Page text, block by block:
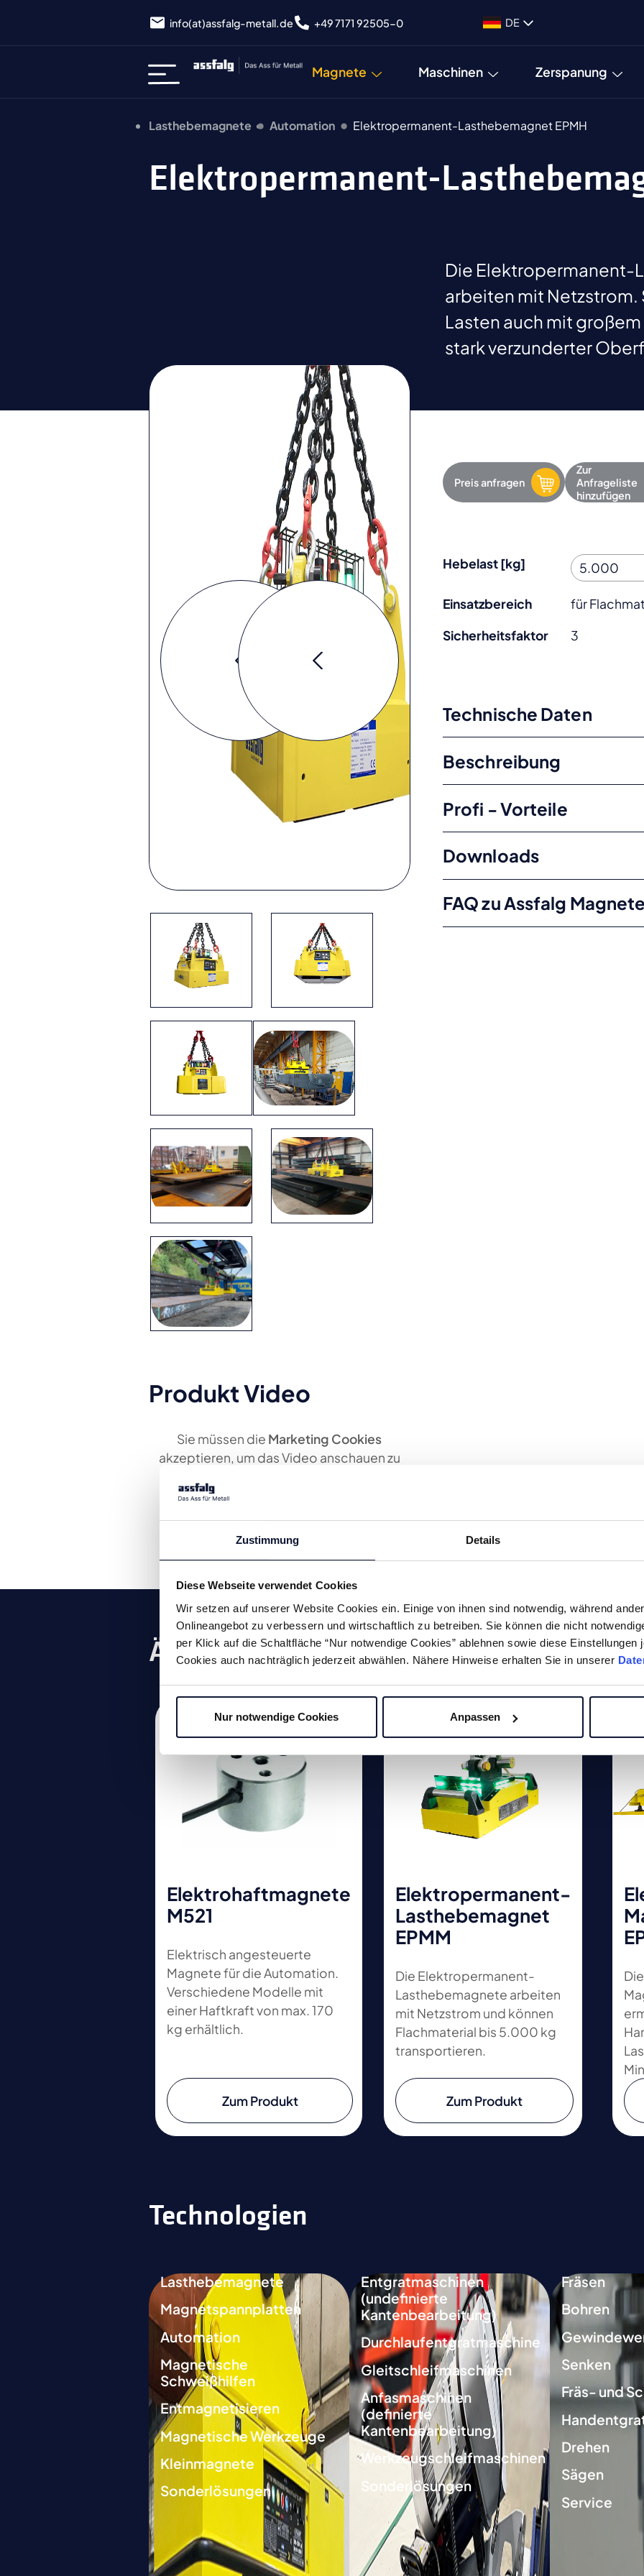
Zustimmung Details
Diese Webseite verwendet Cookies
Wir setzen auf unserer Website Cookies ein. Einige von ihnen sind notwendig, während
Onlineangebot zu verbessern und wirtschaftlich zu betreiben. Sie können die nicht
per Klick auf die Schaltfläche “Nur notwendige Cookies” ablehnen sowie diese Einstellungen
Cookies auch nachträglich jederzeit abwählen. Nähere Hinweise erhalten Sie in unserer
Nur notwendige Cookies Anpassen
info(at)assfalg-metall.de +49 7171 92505-0 DE
Magnete Maschinen Zerspanung
Lasthebemagnete Automation Elektropermanent-Lasthebemagnet EPMH
Elektropermanent-
Die Elektropermanent-
arbeiten mit
Lasten auch mit
stark verzunderter
Produkt Video
Sie müssen die Marketing Cookies
akzeptieren, um das Video anschauen zu
Preis anfragen
Zur
Anfrageliste
hinzufügen
Hebelast [kg]
Einsatzbereich
für
Sicherheitsfaktor
3
Technische Daten
Beschreibung
Profi - Vorteile
Downloads
FAQ zu Assfalg
Ähnliche Produkte
Elektrohaftmagnete
M521
Elektrisch angesteuerte
Magnete für die Automation.
Verschiedene Modelle mit
einer Haftkraft von max. 170
kg erhältlich.
Zum Produkt
Elektropermanent-
Lasthebemagnet
EPMM
Die Elektropermanent-
Lasthebemagnete arbeiten
mit Netzstrom und können
Flachmaterial bis 5.000 kg
transportieren.
Zum Produkt
Technologien
Lasthebemagnete
Magnetspannplatten
Automation
Magnetische
Schweißhilfen
Entmagnetisieren
Magnetische Werkzeuge
Kleinmagnete
Sonderlösungen
Entgratmaschinen
(undefinierte
Kantenbearbeitung)
Durchlaufentgratmaschine
Gleitschleifmaschinen
Anfasmaschinen
(definierte
Kantenbearbeitung)
Werkzeugschleifmaschinen
Sonderlösungen
Fräsen
Bohren
Senken
Fräs- und
Drehen
Sägen
Service